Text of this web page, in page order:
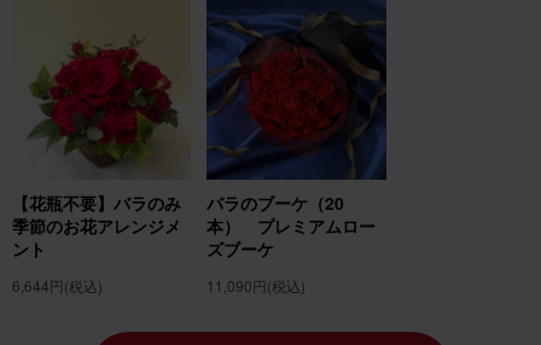
【花瓶不要】バラのみ
季節のお花アレンジメ
ント
6,644円(税込)
バラのブーケ（20
本） プレミアムロー
ズブーケ
11,090円(税込)